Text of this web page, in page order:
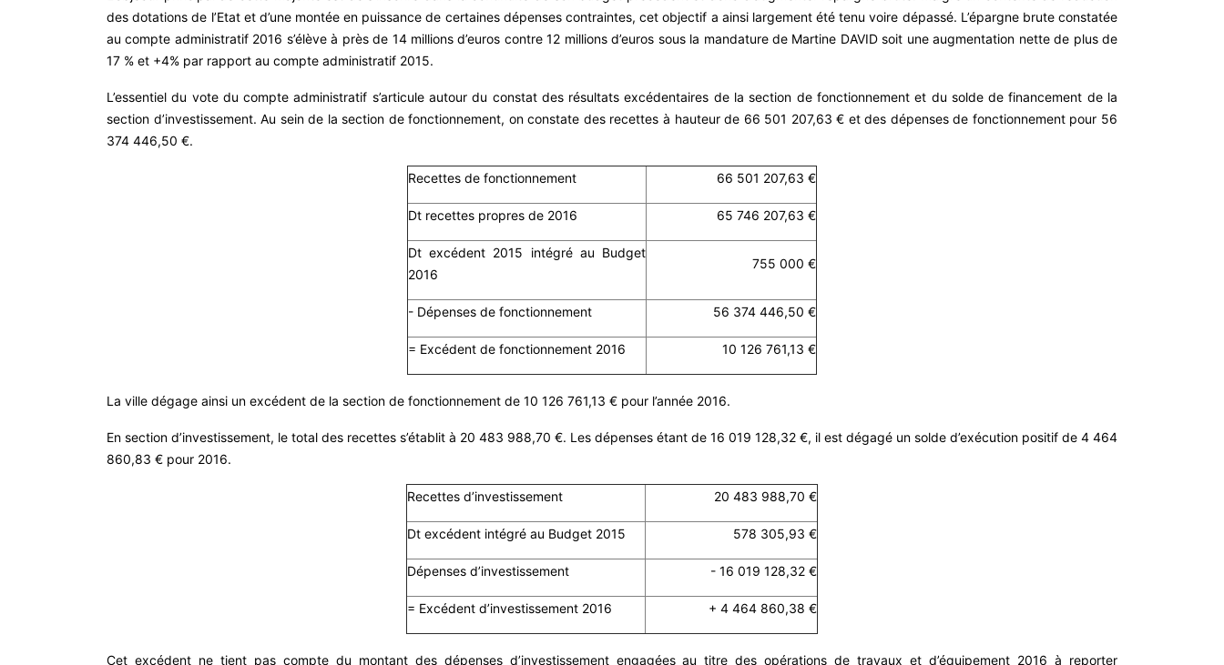
des dotations de l’Etat et d’une montée en puissance de certaines dépenses contraintes, cet objectif a ainsi largement été tenu voire dépassé. L’épargne brute constatée
au compte administratif 2016 s’élève à près de 14 millions d’euros contre 12 millions d’euros sous la mandature de Martine DAVID soit une augmentation nette de plus de
17 % et +4% par rapport au compte administratif 2015.
L’essentiel du vote du compte administratif s’articule autour du constat des résultats excédentaires de la section de fonctionnement et du solde de financement de la
section d’investissement. Au sein de la section de fonctionnement, on constate des recettes à hauteur de 66 501 207,63 € et des dépenses de fonctionnement pour 56
374 446,50 €.
Recettes de fonctionnement 66 501 207,63 €
Dt recettes propres de 2016 65 746 207,63 €
Dt excédent 2015 intégré au Budget
2016
755 000 €
- Dépenses de fonctionnement 56 374 446,50 €
= Excédent de fonctionnement 2016 10 126 761,13 €
La ville dégage ainsi un excédent de la section de fonctionnement de 10 126 761,13 € pour l’année 2016.
En section d’investissement, le total des recettes s’établit à 20 483 988,70 €. Les dépenses étant de 16 019 128,32 €, il est dégagé un solde d’exécution positif de 4 464
860,83 € pour 2016.
Recettes d’investissement 20 483 988,70 €
Dt excédent intégré au Budget 2015 578 305,93 €
Dépenses d’investissement - 16 019 128,32 €
= Excédent d’investissement 2016 + 4 464 860,38 €
Cet excédent ne tient pas compte du montant des dépenses d’investissement engagées au titre des opérations de travaux et d’équipement 2016 à reporter